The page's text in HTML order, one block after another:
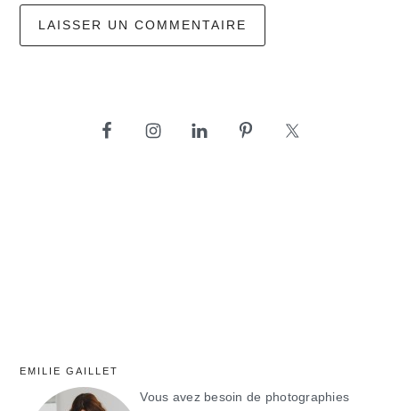
EMILIE GAILLET
Vous avez besoin de photographies